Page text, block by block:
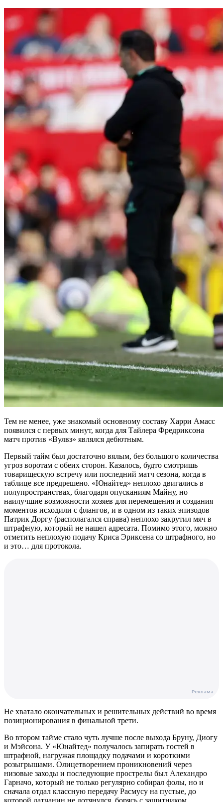
Тем не менее, уже знакомый основному составу Харри Амасс
появился с первых минут, когда для Тайлера Фредриксона
матч против «Вулвз» являлся дебютным.
Первый тайм был достаточно вялым, без большого количества
угроз воротам с обеих сторон. Казалось, будто смотришь
товарищескую встречу или последний матч сезона, когда в
таблице все предрешено. «Юнайтед» неплохо двигались в
полупространствах, благодаря опусканиям Майну, но
наилучшие возможности хозяев для перемещения и создания
моментов исходили с флангов, и в одном из таких эпизодов
Патрик Доргу (располагался справа) неплохо закрутил мяч в
штрафную, который не нашел адресата. Помимо этого, можно
отметить неплохую подачу Криса Эриксена со штрафного, но
и это… для протокола.
Не хватало окончательных и решительных действий во время
позиционирования в финальной трети.
Во втором тайме стало чуть лучше после выхода Бруну, Диогу
и Мэйсона. У «Юнайтед» получалось запирать гостей в
штрафной, нагружая площадку подачами и короткими
розыгрышами. Олицетворением проникновений через
низовые заходы и последующие прострелы был Алехандро
Гарначо, который не только регулярно собирал фолы, но и
сначала отдал классную передачу Расмусу на пустые, до
которой датчанин не дотянулся, борясь с защитником.